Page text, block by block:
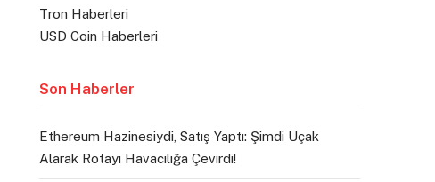
Tron Haberleri
USD Coin Haberleri
Son Haberler
Ethereum Hazinesiydi, Satış Yaptı: Şimdi Uçak
Alarak Rotayı Havacılığa Çevirdi!